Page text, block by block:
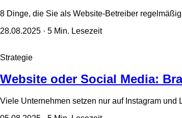
8 Dinge, die Sie als Website-Betreiber
28.08.2025 · 5 Min. Lesezeit
Strategie
Website oder Social Media:
Viele Unternehmen setzen nur auf Instagram